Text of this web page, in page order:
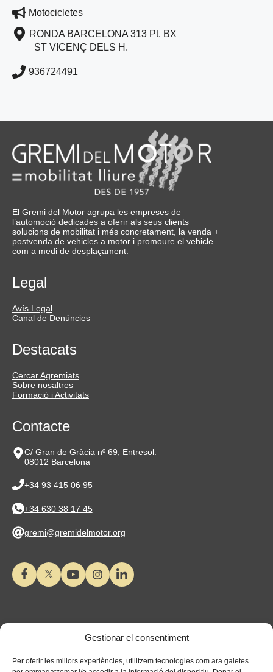
Gestionar el consentiment
Per oferir les millors experiències, utilitzem tecnologies com ara galetes
Motocicletes
RONDA BARCELONA 313 Pt. BX
ST VICENÇ DELS H.
936724491
El Gremi del Motor agrupa les empreses de
l’automoció dedicades a oferir als seus clients
solucions de mobilitat i més concretament, la venda +
postvenda de vehicles a motor i promoure el vehicle
com a medi de desplaçament.
Legal
Avís Legal
Canal de Denúncies
Destacats
Cercar Agremiats
Sobre nosaltres
Formació i Activitats
Contacte
C/ Gran de Gràcia nº 69, Entresol.
08012 Barcelona
+34 93 415 06 95
+34 630 38 17 45
gremi@gremidelmotor.org